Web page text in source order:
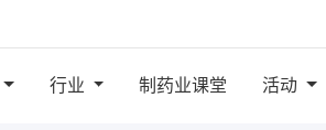
行业 制药业课堂 活动